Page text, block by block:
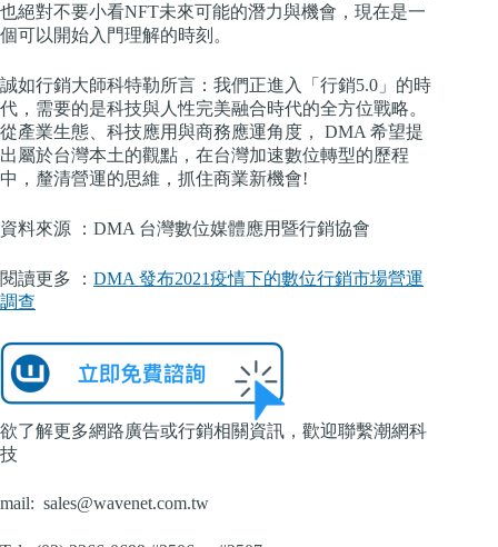
也絕對不要小看NFT未來可能的潛力與機會，現在是一
個可以開始入門理解的時刻。
誠如行銷大師科特勒所言：我們正進入「行銷5.0」的時
代，需要的是科技與人性完美融合時代的全方位戰略。
從產業生態、科技應用與商務應運角度， DMA 希望提
出屬於台灣本土的觀點，在台灣加速數位轉型的歷程
中，釐清營運的思維，抓住商業新機會!
資料來源 ：DMA 台灣數位媒體應用暨行銷協會
閱讀更多 ： DMA 發布2021疫情下的數位行銷市場營運
調查
欲了解更多網路廣告或行銷相關資訊，歡迎聯繫潮網科
技
mail: sales@wavenet.com.tw